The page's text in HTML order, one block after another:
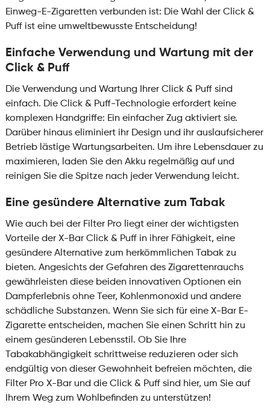
Einweg-E-Zigaretten verbunden ist: Die Wahl der Click &
Puff ist eine umweltbewusste Entscheidung!
Einfache Verwendung und Wartung mit der
Click & Puff
Die Verwendung und Wartung Ihrer Click & Puff sind
einfach. Die Click & Puff-Technologie erfordert keine
komplexen Handgriffe: Ein einfacher Zug aktiviert sie.
Darüber hinaus eliminiert ihr Design und ihr auslaufsicherer
Betrieb lästige Wartungsarbeiten. Um ihre Lebensdauer zu
maximieren, laden Sie den Akku regelmäßig auf und
reinigen Sie die Spitze nach jeder Verwendung leicht.
Eine gesündere Alternative zum Tabak
Wie auch bei der Filter Pro liegt einer der wichtigsten
Vorteile der X-Bar Click & Puff in ihrer Fähigkeit, eine
gesündere Alternative zum herkömmlichen Tabak zu
bieten. Angesichts der Gefahren des Zigarettenrauchs
gewährleisten diese beiden innovativen Optionen ein
Dampferlebnis ohne Teer, Kohlenmonoxid und andere
schädliche Substanzen. Wenn Sie sich für eine X-Bar E-
Zigarette entscheiden, machen Sie einen Schritt hin zu
einem gesünderen Lebensstil. Ob Sie Ihre
Tabakabhängigkeit schrittweise reduzieren oder sich
endgültig von dieser Gewohnheit befreien möchten, die
Filter Pro X-Bar und die Click & Puff sind hier, um Sie auf
Ihrem Weg zum Wohlbefinden zu unterstützen!